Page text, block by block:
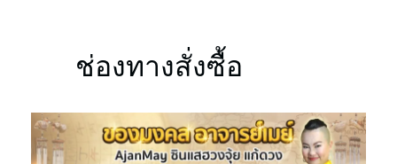
ช่องทางสั่งซื้อ